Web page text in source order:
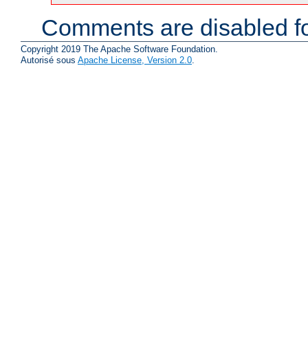
Comments are disabled
Copyright 2019 The Apache Software Foundation.
Autorisé sous Apache License, Version 2.0